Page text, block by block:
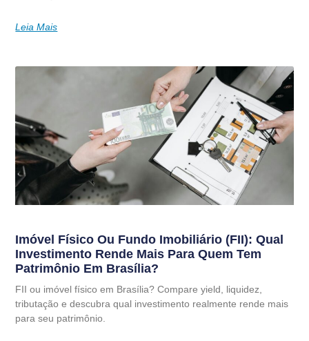
Leia Mais
Imóvel Físico Ou Fundo Imobiliário (FII): Qual
Investimento Rende Mais Para Quem Tem
Patrimônio Em Brasília?
FII ou imóvel físico em Brasília? Compare yield, liquidez,
tributação e descubra qual investimento realmente rende mais
para seu patrimônio.